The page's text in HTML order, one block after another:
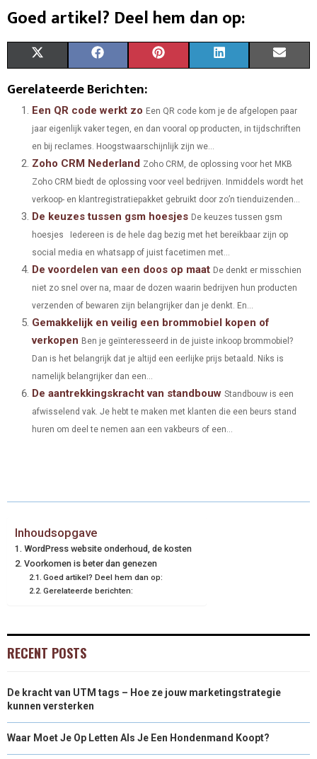
Goed artikel? Deel hem dan op:
A
R
O
T
W
T
E
R
)
R
O
N
C
E
O
K
A
R
O
N
N
T
R
S
T
A
R
O
N
K
D
N
R
O
I
Gerelateerde Berichten:
Een QR code werkt zo Een QR code kom je de afgelopen paar
jaar eigenlijk vaker tegen, en dan vooral op producten, in tijdschriften
en bij reclames. Hoogstwaarschijnlijk zijn we...
Zoho CRM Nederland Zoho CRM, de oplossing voor het MKB
Zoho CRM biedt de oplossing voor veel bedrijven. Inmiddels wordt het
verkoop- en klantregistratiepakket gebruikt door zo’n tienduizenden...
De keuzes tussen gsm hoesjes De keuzes tussen gsm
hoesjes Iedereen is de hele dag bezig met het bereikbaar zijn op
social media en whatsapp of juist facetimen met...
De voordelen van een doos op maat De denkt er misschien
niet zo snel over na, maar de dozen waarin bedrijven hun producten
verzenden of bewaren zijn belangrijker dan je denkt. En...
Gemakkelijk en veilig een brommobiel kopen of
verkopen Ben je geïnteresseerd in de juiste inkoop brommobiel?
Dan is het belangrijk dat je altijd een eerlijke prijs betaald. Niks is
namelijk belangrijker dan een...
De aantrekkingskracht van standbouw Standbouw is een
afwisselend vak. Je hebt te maken met klanten die een beurs stand
huren om deel te nemen aan een vakbeurs of een...
Inhoudsopgave
WordPress website onderhoud, de kosten
Voorkomen is beter dan genezen
Goed artikel? Deel hem dan op:
Gerelateerde berichten:
RECENT POSTS
De kracht van UTM tags – Hoe ze jouw marketingstrategie
kunnen versterken
Waar Moet Je Op Letten Als Je Een Hondenmand Koopt?